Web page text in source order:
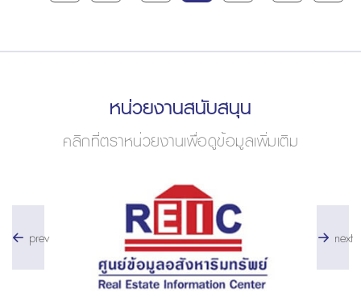
หน่วยงานสนับสนุน
คลิกที่ตราหน่วยงานเพื่อดูข้อมูลเพิ่มเติม
prev next